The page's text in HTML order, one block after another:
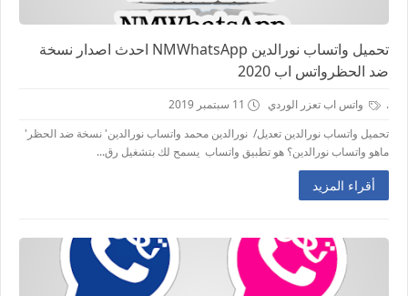
تحميل واتساب نورالدين NMWhatsApp احدث اصدار نسخة
ضد الحظرواتس اب 2020
. واتس اب تعزر الوردي
11 سبتمبر 2019
تحميل واتساب نورالدين تعديل/ نورالدين محمد واتساب نورالدين' نسخة ضد الحظر'
ماهو واتساب نورالدين؟ هو تطبيق واتساب يسمح لك بتشغيل رق...
أقراء المزيد